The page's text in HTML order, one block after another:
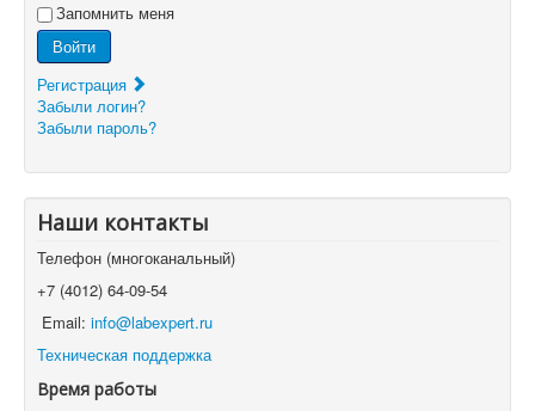
МСИ
Каталог
О нас
Запомнить меня
Войти
Регистрация
Забыли логин?
Забыли пароль?
Наши контакты
Телефон (многоканальный)
+7 (4012) 64-09-54
Email: info@labexpert.ru
Техническая поддержка
Время работы